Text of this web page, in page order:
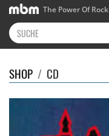
The Power Of Rock
SHOP / CD